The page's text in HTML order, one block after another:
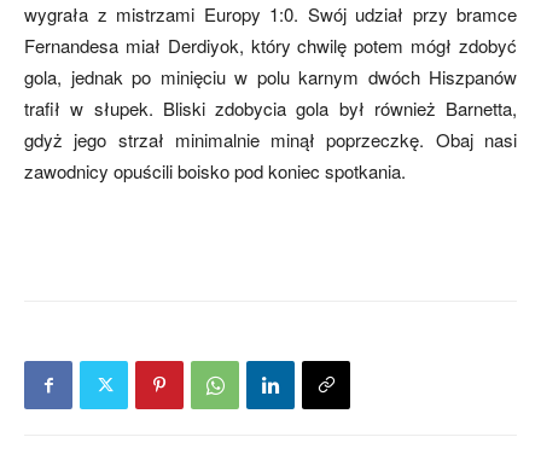
wygrała z mistrzami Europy 1:0. Swój udział przy bramce
Fernandesa miał Derdiyok, który chwilę potem mógł zdobyć
gola, jednak po minięciu w polu karnym dwóch Hiszpanów
trafił w słupek. Bliski zdobycia gola był również Barnetta,
gdyż jego strzał minimalnie minął poprzeczkę. Obaj nasi
zawodnicy opuścili boisko pod koniec spotkania.